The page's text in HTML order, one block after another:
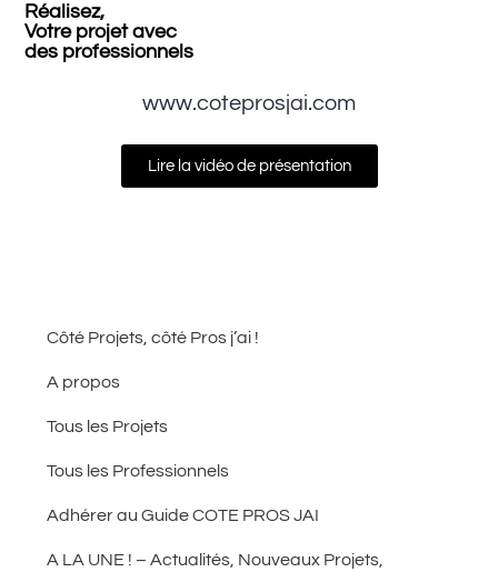
Réalisez,
Votre projet avec
des professionnels
www.coteprosjai.com
Lire la vidéo de présentation
Côté Projets, côté Pros j’ai !
A propos
Tous les Projets
Tous les Professionnels
Adhérer au Guide COTE PROS JAI
A LA UNE ! – Actualités, Nouveaux Projets,